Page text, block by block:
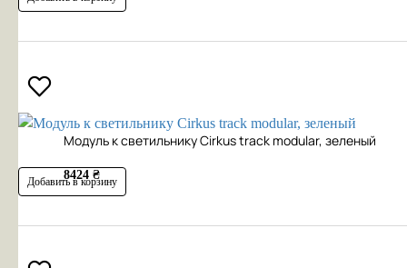
Модуль к светильнику Cirkus track modular, зеленый
8424 ₴
Добавить в корзину